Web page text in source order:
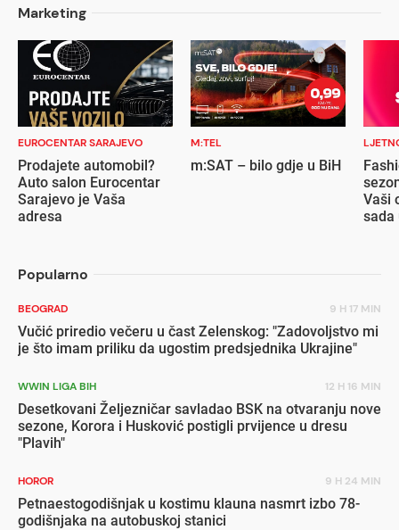
Marketing
EUROCENTAR SARAJEVO
Prodajete automobil?
Auto salon Eurocentar
Sarajevo je Vaša
adresa
M:TEL
m:SAT – bilo gdje u BiH
Vaši
sada
Popularno
BEOGRAD 9 H 17 MIN
Vučić priredio večeru u čast Zelenskog: "Zadovoljstvo mi
je što imam priliku da ugostim predsjednika Ukrajine"
WWIN LIGA BIH 12 H 16 MIN
Desetkovani Željezničar savladao BSK na otvaranju nove
sezone, Korora i Husković postigli prvijence u dresu
"Plavih"
HOROR 9 H 24 MIN
Petnaestogodišnjak u kostimu klauna nasmrt izbo 78-
godišnjaka na autobuskoj stanici